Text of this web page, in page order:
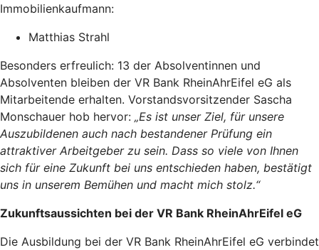
Immobilienkaufmann:
Matthias Strahl
Besonders erfreulich: 13 der Absolventinnen und
Absolventen bleiben der VR Bank RheinAhrEifel eG als
Mitarbeitende erhalten. Vorstandsvorsitzender Sascha
Monschauer hob hervor: „Es ist unser Ziel, für unsere
Auszubildenen auch nach bestandener Prüfung ein
attraktiver Arbeitgeber zu sein. Dass so viele von Ihnen
sich für eine Zukunft bei uns entschieden haben, bestätigt
uns in unserem Bemühen und macht mich stolz.“
Zukunftsaussichten bei der VR Bank RheinAhrEifel eG
Die Ausbildung bei der VR Bank RheinAhrEifel eG verbindet